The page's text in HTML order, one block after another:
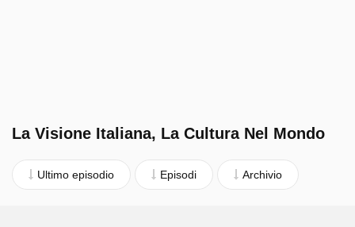
La Visione Italiana, La Cultura Nel Mondo
Ultimo episodio Episodi Archivio